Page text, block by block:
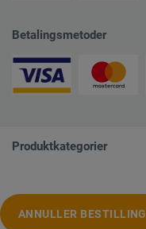
Betalingsmetoder
Produktkategorier
ANNULLER BESTILLING